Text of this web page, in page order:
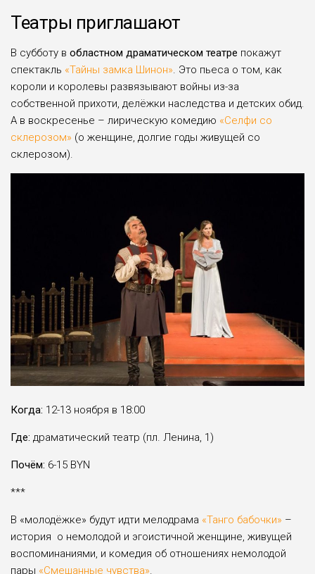
Театры приглашают
В субботу в областном драматическом театре покажут
спектакль «Тайны замка Шинон». Это пьеса о том, как
короли и королевы развязывают войны из-за
собственной прихоти, делёжки наследства и детских обид.
А в воскресенье – лирическую комедию «Селфи со
склерозом» (о женщине, долгие годы живущей со
склерозом).
Когда: 12-13 ноября в 18:00
Где: драматический театр (пл. Ленина, 1)
Почём: 6-15 BYN
***
В «молодёжке» будут идти мелодрама «Танго бабочки» –
история о немолодой и эгоистичной женщине, живущей
воспоминаниями, и комедия об отношениях немолодой
пары «Смешанные чувства».